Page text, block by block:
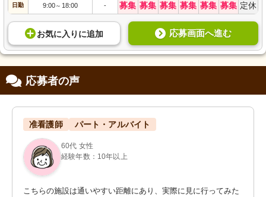
日勤 9:00～ 18:00 - 募集 募集 募集 募集 募集 募集 定休
お気に入り に追加 応募画面へ進む
応募者の声
准看護師 パート・アルバイト
60代 女性
経験年数：10年以上
こちらの施設は通いやすい距離にあり、実際に見に行ってみた